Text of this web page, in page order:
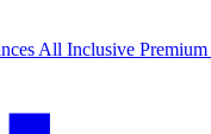
All Inclusive Premium